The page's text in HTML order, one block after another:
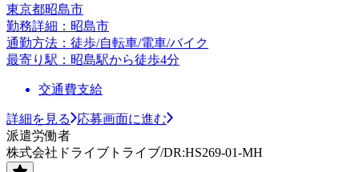
東京都昭島市
勤務詳細：昭島市
通勤方法：徒歩/自転車/電車/バイク
最寄り駅：昭島駅から徒歩4分
交通費支給
詳細を見る
応募画面に進む
派遣労働者
株式会社ドライブトライブ/DR:HS269-01-MH